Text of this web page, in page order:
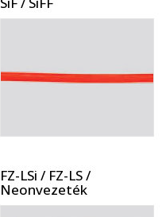
FZ-LSi / FZ-LS /
Neonvezeték